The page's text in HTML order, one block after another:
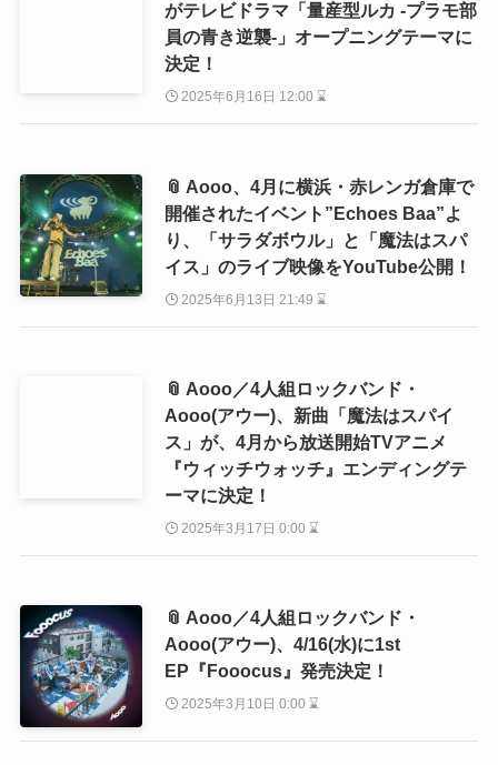
がテレビドラマ「量産型ルカ -プラモ部
員の青き逆襲-」オープニングテーマに
決定！
2025年6月16日 12:00 ⌛
📎 Aooo、4月に横浜・赤レンガ倉庫で
開催されたイベント”Echoes Baa”よ
り、「サラダボウル」と「魔法はスパ
イス」のライブ映像をYouTube公開！
2025年6月13日 21:49 ⌛
📎 Aooo／4人組ロックバンド・
Aooo(アウー)、新曲「魔法はスパイ
ス」が、4月から放送開始TVアニメ
『ウィッチウォッチ』エンディングテ
ーマに決定！
2025年3月17日 0:00 ⌛
📎 Aooo／4人組ロックバンド・
Aooo(アウー)、4/16(水)に1st
EP『Fooocus』発売決定！
2025年3月10日 0:00 ⌛